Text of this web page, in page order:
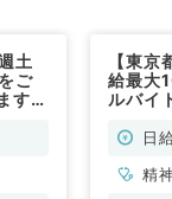
土
ご
す
勤）
【東
給最大
ルバイ
／非常
日
精